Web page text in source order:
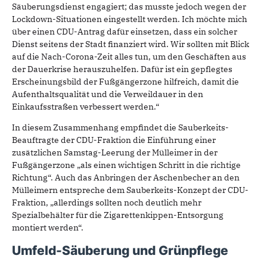
Säuberungsdienst engagiert; das musste jedoch wegen der
Lockdown-Situationen eingestellt werden. Ich möchte mich
über einen CDU-Antrag dafür einsetzen, dass ein solcher
Dienst seitens der Stadt finanziert wird. Wir sollten mit Blick
auf die Nach-Corona-Zeit alles tun, um den Geschäften aus
der Dauerkrise herauszuhelfen. Dafür ist ein gepflegtes
Erscheinungsbild der Fußgängerzone hilfreich, damit die
Aufenthaltsqualität und die Verweildauer in den
Einkaufsstraßen verbessert werden.“
In diesem Zusammenhang empfindet die Sauberkeits-
Beauftragte der CDU-Fraktion die Einführung einer
zusätzlichen Samstag-Leerung der Mülleimer in der
Fußgängerzone „als einen wichtigen Schritt in die richtige
Richtung“. Auch das Anbringen der Aschenbecher an den
Mülleimern entspreche dem Sauberkeits-Konzept der CDU-
Fraktion, „allerdings sollten noch deutlich mehr
Spezialbehälter für die Zigarettenkippen-Entsorgung
montiert werden“.
Umfeld-Säuberung und Grünpflege